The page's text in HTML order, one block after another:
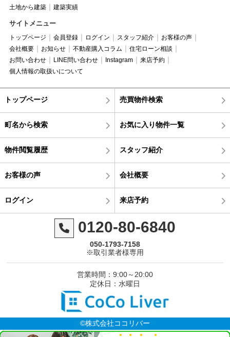
土地から建築 建築実績
サイトメニュー
トップページ 会員登録 ログイン スタッフ紹介
お客様の声
会社概要
お知らせ 不動産購入コラム
住宅ローン相談
お問い合わせ
LINE問い合わせ Instagram
来店予約
個人情報の取扱いについて
トップページ 売買物件検索
町名から検索 お気に入り物件一覧
物件閲覧履歴 スタッフ紹介
お客様の声 会社概要
ログイン 来店予約
0120-80-6840
050-1793-7158
※取引業者様専用
営業時間：9:00～20:00
定休日：水曜日
©株式会社ココリバー